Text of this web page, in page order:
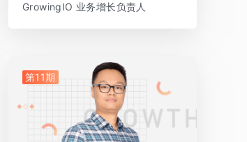
GrowingIO 业务增长负责人
第11期